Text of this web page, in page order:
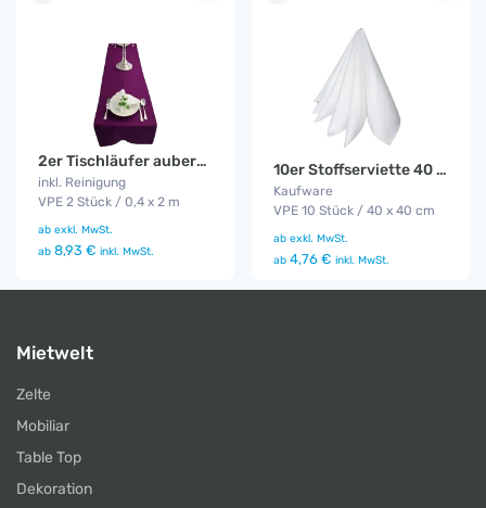
2er Tischläufer aubergine
inkl. Reinigung
VPE 2 Stück / 0,4 x 2 m
ab exkl. MwSt.
ab 8,93 € inkl. MwSt.
10er Stoffserviette 40 x 40
Kaufware
VPE 10 Stück / 40 x 40 cm
ab exkl. MwSt.
ab 4,76 € inkl. MwSt.
Mietwelt
Zelte
Mobiliar
Table Top
Dekoration